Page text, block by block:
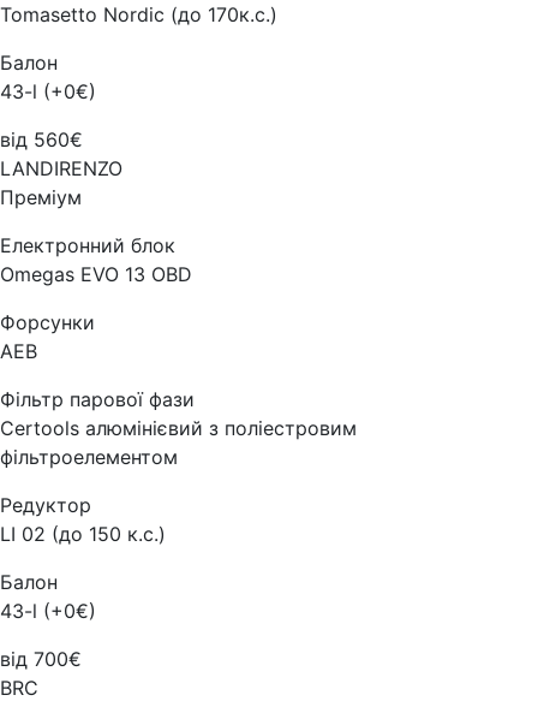
Tomasetto Nordic (до 170к.с.)
Балон
43-l (+0€)
від 560€
LANDIRENZO
Преміум
Електронний блок
Omegas EVO 13 OBD
Форсунки
AEB
Фільтр парової фази
Certools алюмінієвий з поліестровим
фільтроелементом
Редуктор
LI 02 (до 150 к.с.)
Балон
43-l (+0€)
від 700€
BRC